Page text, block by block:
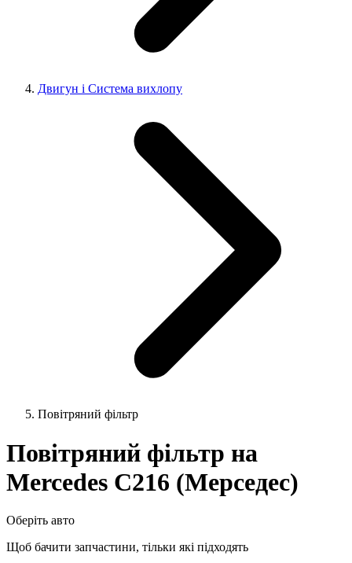
Двигун і Система вихлопу
Повітряний фільтр
Повітряний фільтр на
Mercedes C216 (Мерседес)
Оберіть авто
Щоб бачити запчастини, тільки які підходять